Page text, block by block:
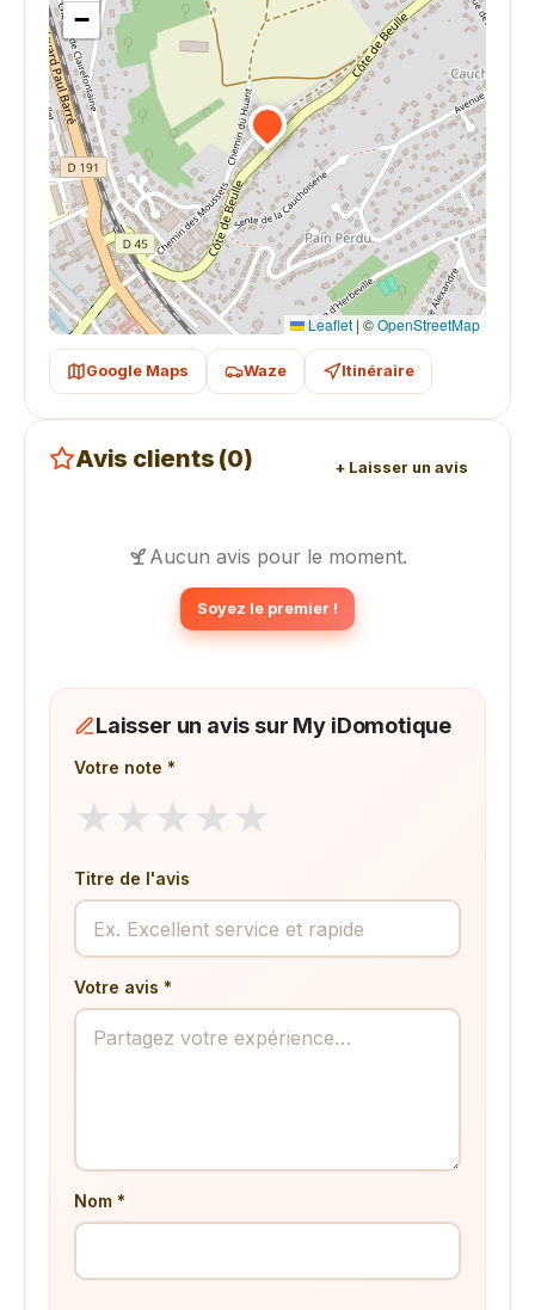
−
Leaflet | ©OpenStreetMap
Google Maps Waze Itinéraire
Avis clients (0) + Laisser un avis
Aucun avis pour le moment.
Soyez le premier !
Laisser un avis sur My iDomotique
Votre note *
★ ★ ★ ★ ★
Titre de l'avis
Votre avis *
Nom *